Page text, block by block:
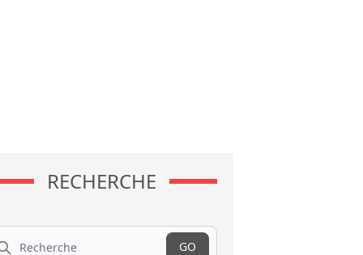
RECHERCHE
GO